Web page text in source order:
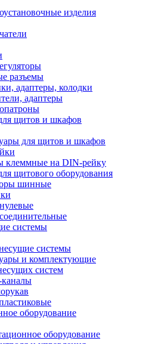
изделия
разъемы
адаптеры, колодки
адаптеры
щитов и шкафов
для щитов и шкафов
клеммные на DIN-рейку
щитового оборудования
шинные
системы
системы
и комплектующие
систем
каналы
оборудование
оборудование